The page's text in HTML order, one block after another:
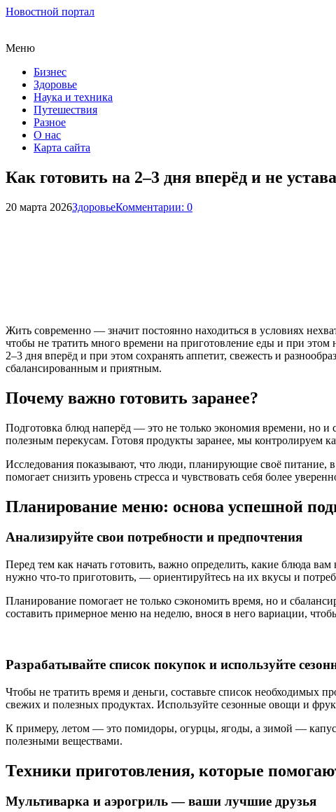
Новостной портал
Меню
Бизнес
Здоровье
Наука и техника
Путешествия
Разное
О нас
Карта сайта
Как готовить на 2–3 дня вперёд и не
20 марта 2026ЗдоровьеКомментарии: 0
Жить современно — значит постоянно находиться в условиях
чтобы не тратить много времени на приготовление еды и при этом
2–3 дня вперёд и при этом сохранять аппетит, свежесть и
сбалансированным и приятным.
Почему важно готовить заранее?
Подготовка блюд наперёд — это не только экономия времени, но и
полезным перекусам. Готовя продукты заранее, мы контролируем
Исследования показывают, что люди, планирующие своё питание, в
помогает снизить уровень стресса и чувствовать себя более
Планирование меню: основа успешной
Анализируйте свои потребности и предпочтения
Перед тем как начать готовить, важно определить, какие блюда
нужно что-то приготовить, — ориентируйтесь на их вкусы и
Планирование помогает не только сэкономить время, но и
составить примерное меню на неделю, внося в него вариации,
Разрабатывайте список покупок и используйте
Чтобы не тратить время и деньги, составьте список необходимых
свежих и полезных продуктах. Используйте сезонные овощи и
К примеру, летом — это помидоры, огурцы, ягоды, а зимой —
полезными веществами.
Техники приготовления, которые
Мультиварка и аэрогриль — ваши лучшие друзья